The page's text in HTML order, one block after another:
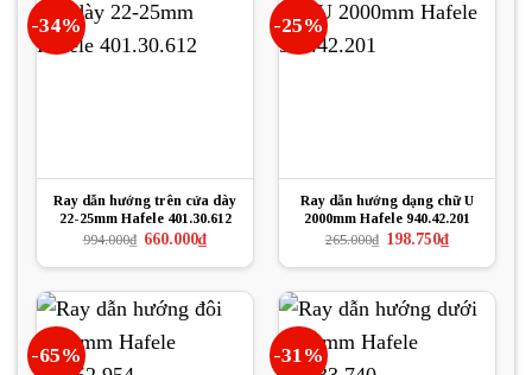
-34%
Ray dẫn hướng trên cửa dày
22-25mm Hafele 401.30.612
994.000₫ Giá
là:
660.000₫Giá
hiện
tại
660.000₫.
-25%
Ray dẫn hướng dạng chữ U
2000mm Hafele 940.42.201
265.000₫ Giá
là:
198.750₫Giá
hiện
tại
198.750₫.
-65% -31%